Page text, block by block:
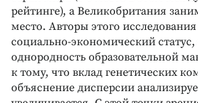
рейтинге), а Великобритания
место. Авторы этого
социально-экономический
однородность образовательной
к тому, что вклад генетических
объяснение дисперсии